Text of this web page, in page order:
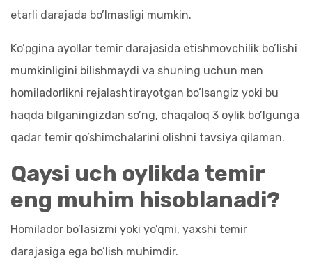
etarli darajada bo’lmasligi mumkin.
Ko’pgina ayollar temir darajasida etishmovchilik bo’lishi
mumkinligini bilishmaydi va shuning uchun men
homiladorlikni rejalashtirayotgan bo’lsangiz yoki bu
haqda bilganingizdan so’ng, chaqaloq 3 oylik bo’lgunga
qadar temir qo’shimchalarini olishni tavsiya qilaman.
Qaysi uch oylikda temir
eng muhim hisoblanadi?
Homilador bo’lasizmi yoki yo’qmi, yaxshi temir
darajasiga ega bo’lish muhimdir.